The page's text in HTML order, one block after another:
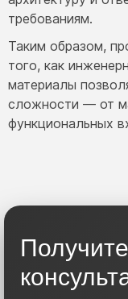
требованиям.
Таким образом,
того, как
материалы
сложности — от
функциональных
Получите